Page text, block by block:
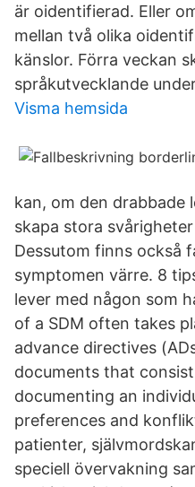
är oidentifierad. Eller
mellan två olika
känslor. Förra veckan
språkutvecklande
Visma hemsida
kan, om den drabbade
skapa stora
Dessutom finns också
symptomen värre. 8
lever med någon som
of a SDM often takes
advance directives
documents that
documenting an
preferences and
patienter,
speciell övervakning